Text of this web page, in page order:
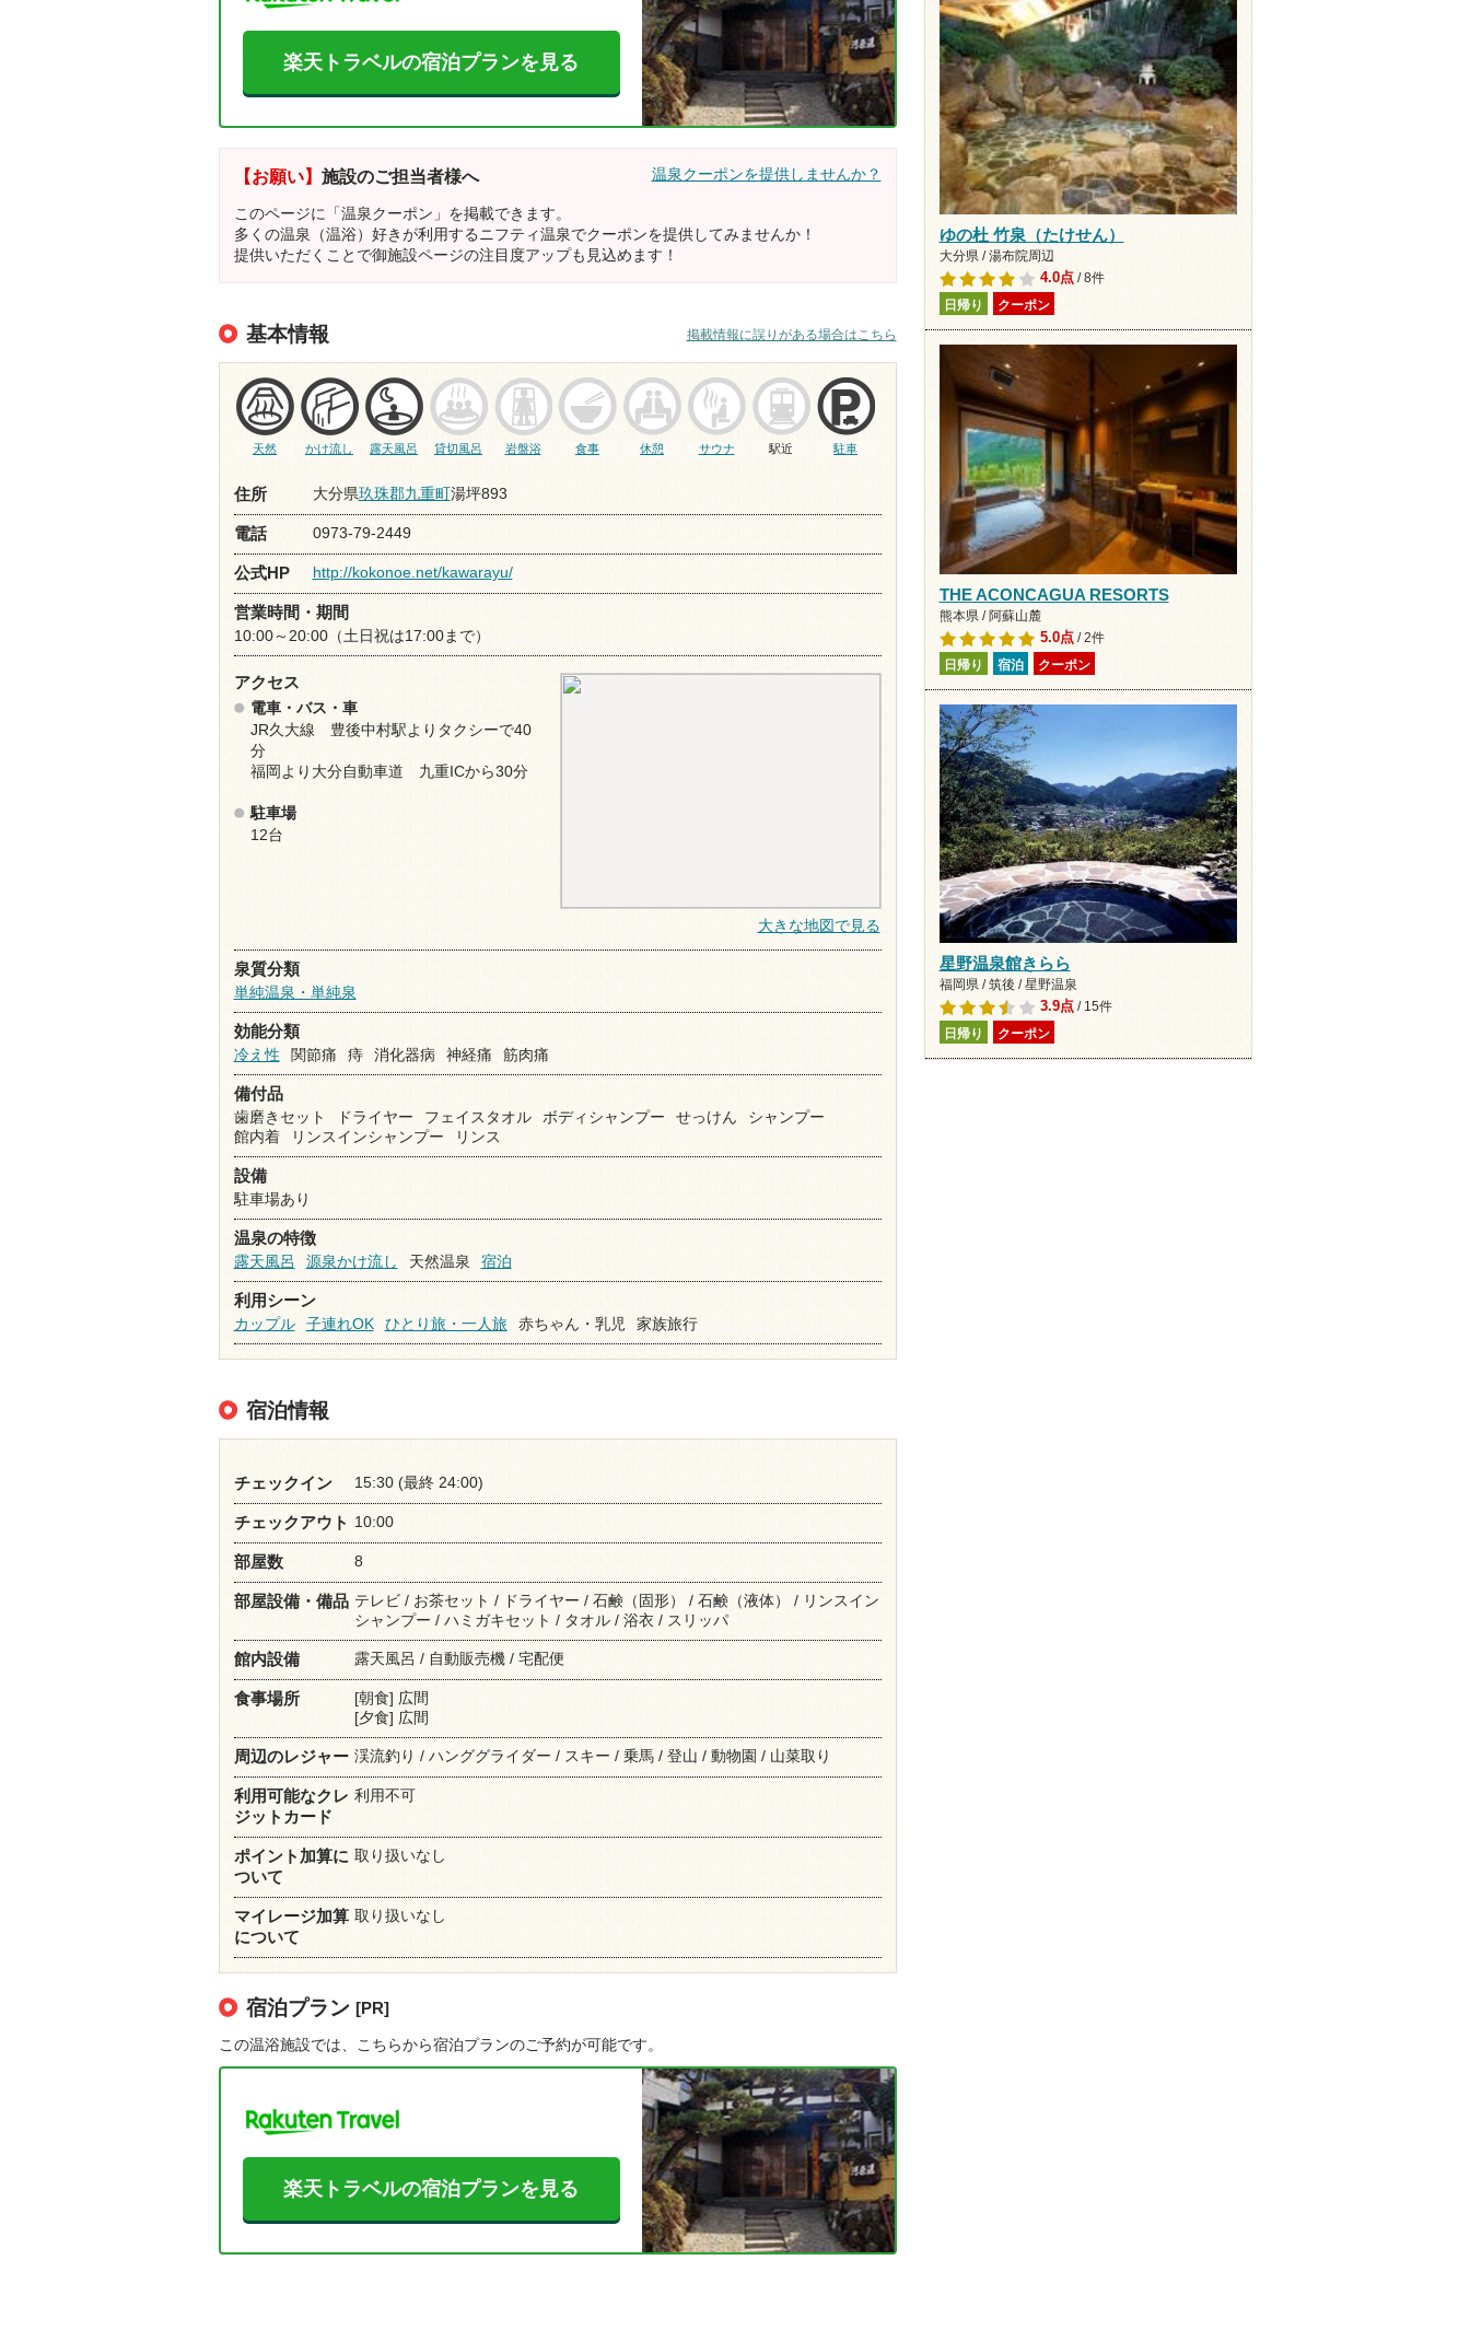
楽天トラベルの宿泊プランを見る
【お願い】 施設のご担当者様へ 温泉クーポンを提供しませんか？
このページに「温泉クーポン」を掲載できます。
多くの温泉（温浴）好きが利用するニフティ温泉でクーポンを提供してみませんか！
提供いただくことで御施設ページの注目度アップも見込めます！
基本情報 掲載情報に誤りがある場合はこちら
天然 かけ流し 露天風呂 貸切風呂 岩盤浴 食事 休憩 サウナ 駅近 駐車
住所 大分県玖珠郡九重町湯坪893
電話 0973-79-2449
公式HP http://kokonoe.net/kawarayu/
営業時間・期間
10:00～20:00（土日祝は17:00まで）
アクセス
電車・バス・車
JR久大線 豊後中村駅よりタクシーで40
分
福岡より大分自動車道 九重ICから30分
駐車場
12台
大きな地図で見る
泉質分類
単純温泉・単純泉
効能分類
冷え性
関節痛 痔 消化器病 神経痛 筋肉痛
備付品
歯磨きセット
ドライヤー フェイスタオル ボディシャンプー せっけん
シャンプー
館内着
リンスインシャンプー リンス
設備
駐車場あり
温泉の特徴
露天風呂
源泉かけ流し 天然温泉 宿泊
利用シーン
カップル
子連れOK ひとり旅・一人旅 赤ちゃん・乳児 家族旅行
宿泊情報
チェックイン 15:30 (最終 24:00)
チェックアウト 10:00
部屋数 8
部屋設備・備品 テレビ / お茶セット / ドライヤー / 石鹸（固形） / 石鹸（液体） / リンスイン
シャンプー / ハミガキセット / タオル / 浴衣 / スリッパ
館内設備 露天風呂 / 自動販売機 / 宅配便
食事場所
[朝食] 広間
[夕食] 広間
周辺のレジャー 渓流釣り / ハンググライダー / スキー / 乗馬 / 登山 / 動物園 / 山菜取り
利用可能なクレ
ジットカード
利用不可
ポイント加算に
ついて
取り扱いなし
マイレージ加算
について
取り扱いなし
宿泊プラン [PR]
この温浴施設では、こちらから宿泊プランのご予約が可能です。
楽天トラベルの宿泊プランを見る
ゆの杜 竹泉（たけせん）
大分県 / 湯布院周辺
4.0点/ 8件
日帰り クーポン
THE ACONCAGUA RESORTS
熊本県 / 阿蘇山麓
5.0点/ 2件
日帰り 宿泊 クーポン
星野温泉館きらら
福岡県 / 筑後 / 星野温泉
3.9点/ 15件
日帰り クーポン